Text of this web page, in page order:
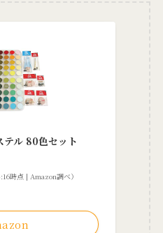
テル 80色セット
時点 | Amazon調べ）